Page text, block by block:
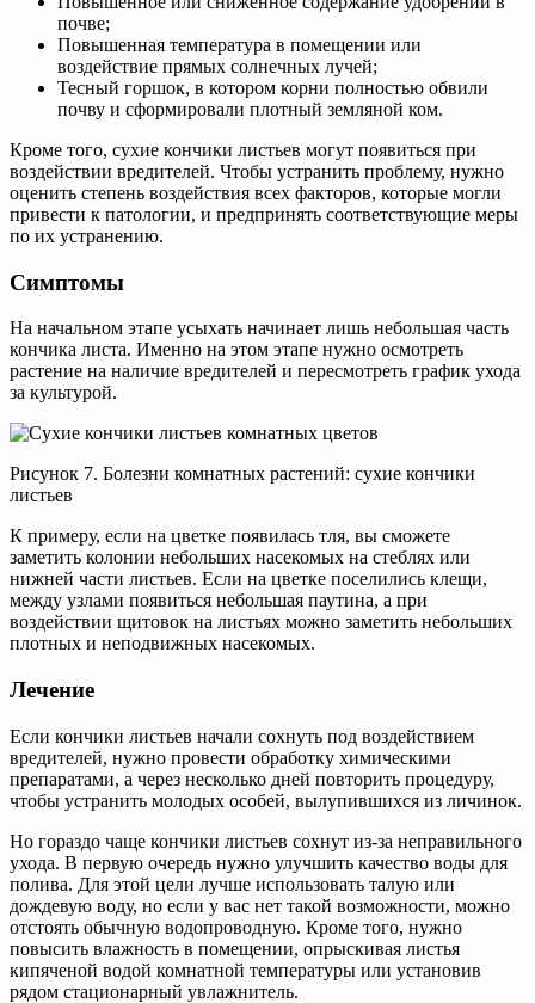
почве;
Повышенная температура в помещении или
воздействие прямых солнечных лучей;
Тесный горшок, в котором корни полностью обвили
почву и сформировали плотный земляной ком.
Кроме того, сухие кончики листьев могут появиться при
воздействии вредителей. Чтобы устранить проблему, нужно
оценить степень воздействия всех факторов, которые могли
привести к патологии, и предпринять соответствующие меры
по их устранению.
Симптомы
На начальном этапе усыхать начинает лишь небольшая часть
кончика листа. Именно на этом этапе нужно осмотреть
растение на наличие вредителей и пересмотреть график ухода
за культурой.
Рисунок 7. Болезни комнатных растений: сухие кончики
листьев
К примеру, если на цветке появилась тля, вы сможете
заметить колонии небольших насекомых на стеблях или
нижней части листьев. Если на цветке поселились клещи,
между узлами появиться небольшая паутина, а при
воздействии щитовок на листьях можно заметить небольших
плотных и неподвижных насекомых.
Лечение
Если кончики листьев начали сохнуть под воздействием
вредителей, нужно провести обработку химическими
препаратами, а через несколько дней повторить процедуру,
чтобы устранить молодых особей, вылупившихся из личинок.
Но гораздо чаще кончики листьев сохнут из-за неправильного
ухода. В первую очередь нужно улучшить качество воды для
полива. Для этой цели лучше использовать талую или
дождевую воду, но если у вас нет такой возможности, можно
отстоять обычную водопроводную. Кроме того, нужно
повысить влажность в помещении, опрыскивая листья
кипяченой водой комнатной температуры или установив
рядом стационарный увлажнитель.